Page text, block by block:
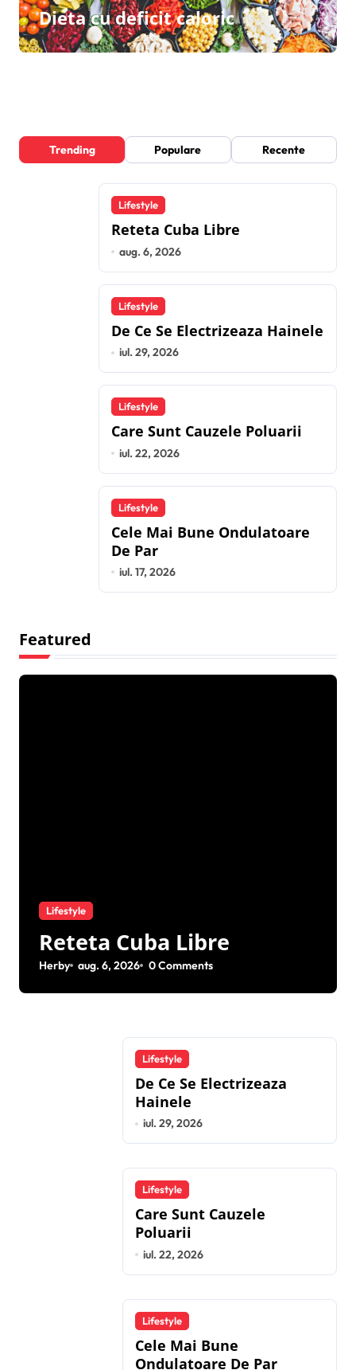
Dieta cu deficit caloric
Trending Populare Recente
Lifestyle
Reteta Cuba Libre
aug. 6, 2026
Lifestyle
De Ce Se Electrizeaza Hainele
iul. 29, 2026
Lifestyle
Care Sunt Cauzele Poluarii
iul. 22, 2026
Lifestyle
Cele Mai Bune Ondulatoare
De Par
iul. 17, 2026
Featured
Lifestyle
Reteta Cuba Libre
Herby aug. 6, 2026 0 Comments
Lifestyle
De Ce Se Electrizeaza
Hainele
iul. 29, 2026
Lifestyle
Care Sunt Cauzele
Poluarii
iul. 22, 2026
Lifestyle
Cele Mai Bune
Ondulatoare De Par